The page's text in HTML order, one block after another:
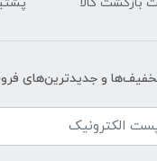
بازگشت کالا پشتیبانی
و جدیدترین‌های